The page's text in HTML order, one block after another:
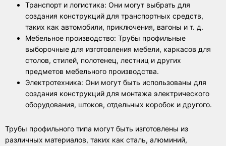
Транспорт и логистика: Они могут выбрать для
создания конструкций для транспортных средств,
таких как автомобили, приключения, вагоны и т. д.
Мебельное производство: Трубы профильные
выборочные для изготовления мебели, каркасов для
столов, стилей, полотенец, лестниц и других
предметов мебельного производства.
Электротехника: Они могут быть использованы для
создания конструкций для монтажа электрического
оборудования, штоков, отдельных коробок и другого.
Трубы профильного типа могут быть изготовлены из
различных материалов, таких как сталь, алюминий,